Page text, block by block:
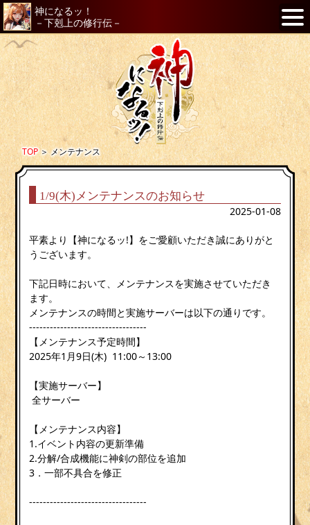
神になるッ！
－下剋上の修行伝－
TOP＞メンテナンス
1/9(木)メンテナンスのお知らせ
2025-01-08
平素より【神になるッ!】をご愛顧いただき誠にありがと
うございます。
下記日時において、メンテナンスを実施させていただき
ます。
メンテナンスの時間と実施サーバーは以下の通りです。
----------------------------------
【メンテナンス予定時間】
2025年1月9日(木) 11:00～13:00
【実施サーバー】
全サーバー
【メンテナンス内容】
1.イベント内容の更新準備
2.分解/合成機能に神剣の部位を追加
3．一部不具合を修正
----------------------------------